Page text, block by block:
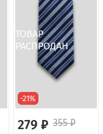
-21%
279 ₽ 355 ₽